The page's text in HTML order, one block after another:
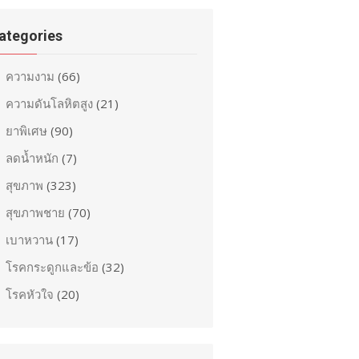
ความงาม (66)
ความดันโลหิตสูง (21)
ยาพิเศษ (90)
ลดน้ำหนัก (7)
สุขภาพ (323)
สุขภาพชาย (70)
เบาหวาน (17)
โรคกระดูกและข้อ (32)
โรคหัวใจ (20)